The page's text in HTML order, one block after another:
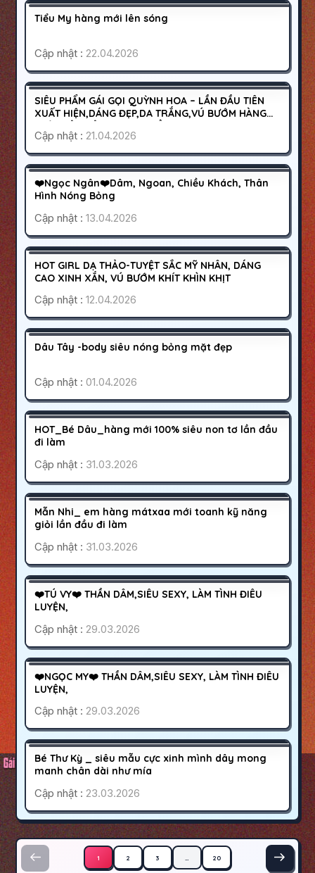
HOẠT ĐỘNG
Tiểu My hàng mới lên sóng
Cập nhật :22.04.2026
500K
HOẠT ĐỘNG
SIÊU PHẨM GÁI GỌI QUỲNH HOA – LẦN ĐẦU TIÊN
XUẤT HIỆN,DÁNG ĐẸP,DA TRẮNG,VÚ BƯỚM HÀNG
Cập nhật : 21.04.2026
400K
HOẠT ĐỘNG
❤️Ngọc Ngân❤️Dâm, Ngoan, Chiều Khách, Thân
Hình Nóng Bỏng
Cập nhật :13.04.2026
500K
HOẠT ĐỘNG
HOT GIRL DẠ THẢO-TUYỆT SẮC MỸ NHÂN, DÁNG
CAO XINH XẮN, VÚ BƯỚM KHÍT KHÌN KHỊT
Cập nhật :12.04.2026
HOẠT ĐỘNG
Dâu Tây -body siêu nóng bỏng mặt đẹp
Cập nhật :01.04.2026
600K
HOẠT ĐỘNG
HOT_Bé Dâu_hàng mới 100% siêu non tơ lần đầu
đi làm
Cập nhật : 31.03.2026
400K
HOẠT ĐỘNG
Mẫn Nhi_ em hàng mátxaa mới toanh kỹ năng
giỏi lần đầu đi làm
Cập nhật : 31.03.2026
300K
HOẠT ĐỘNG
❤️TÚ VY❤️ THẦN DÂM,SIÊU SEXY, LÀM TÌNH ĐIÊU
LUYỆN,
Cập nhật : 29.03.2026
250K
HOẠT ĐỘNG
❤️NGỌC MY❤️ THẦN DÂM,SIÊU SEXY, LÀM TÌNH ĐIÊU
LUYỆN,
Cập nhật :29.03.2026
1500K
HOẠT ĐỘNG
Bé Thư Kỳ _ siêu mẫu cực xinh mình dây mong
manh chân dài như mía
Cập nhật :23.03.2026
Phân trang bài viết
1 2 3 20